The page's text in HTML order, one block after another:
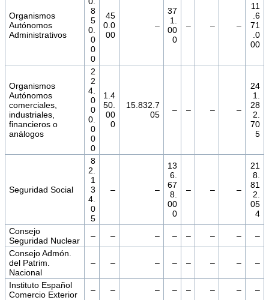
Organismos
Autónomos
Administrativos
8
5
0.
0
0
0
45
0.0
00
–
37
1.
00
0
– – –
11
.6
71
.0
00
Organismos
Autónomos
comerciales,
industriales,
financieros o
análogos
2
2
4.
0
0
0.
0
0
0
1.4
50.
00
0
15.832.7
05
– – – –
24
1.
28
2.
70
5
Seguridad Social
8
2.
1
3
4.
0
5
– –
13
6.
67
8.
00
0
– – –
21
8.
81
2.
05
4
Consejo
Seguridad Nuclear
– – – – – – –
–
Consejo Admón.
del Patrim.
Nacional
– – – – – – – –
Instituto Español
Comercio Exterior
– – – – – – – –